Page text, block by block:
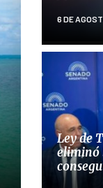
6 DE
Ley de
eliminó